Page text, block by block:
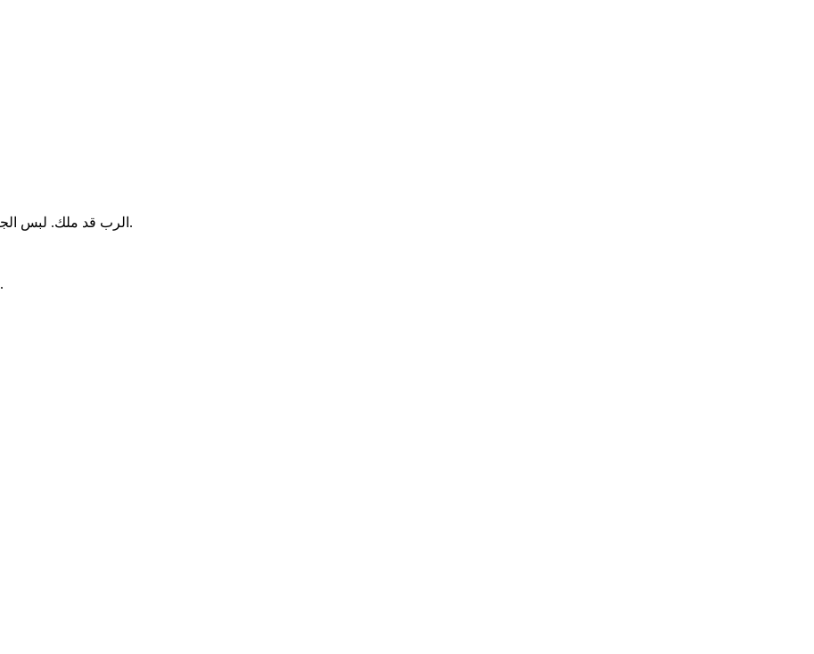
الرب قد ملك. لبس الجلال. لبس الرب القدرة. ائتزر بها. ايضا تثبتت المسكونة. لا تتزعزع‎.
‎من اصوات مياه كثيرة من غمار امواج البحر الرب في العلى اقدر‎.